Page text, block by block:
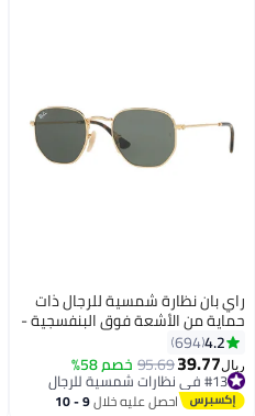
راي بان نظارة شمسية للرجال ذات
حماية من الأشعة فوق البنفسجية -
- ذهبي رجال
4.2
694
ريال39.77
95.69خصم 58%
#13 في نظارات شمسية للرجال
#13 في نظارات شمسية للرجال احصل عليه خلال 9 - 10